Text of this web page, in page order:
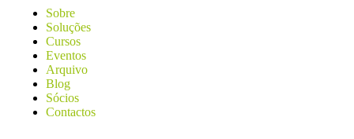
Sobre
Soluções
Cursos
Eventos
Arquivo
Blog
Sócios
Contactos